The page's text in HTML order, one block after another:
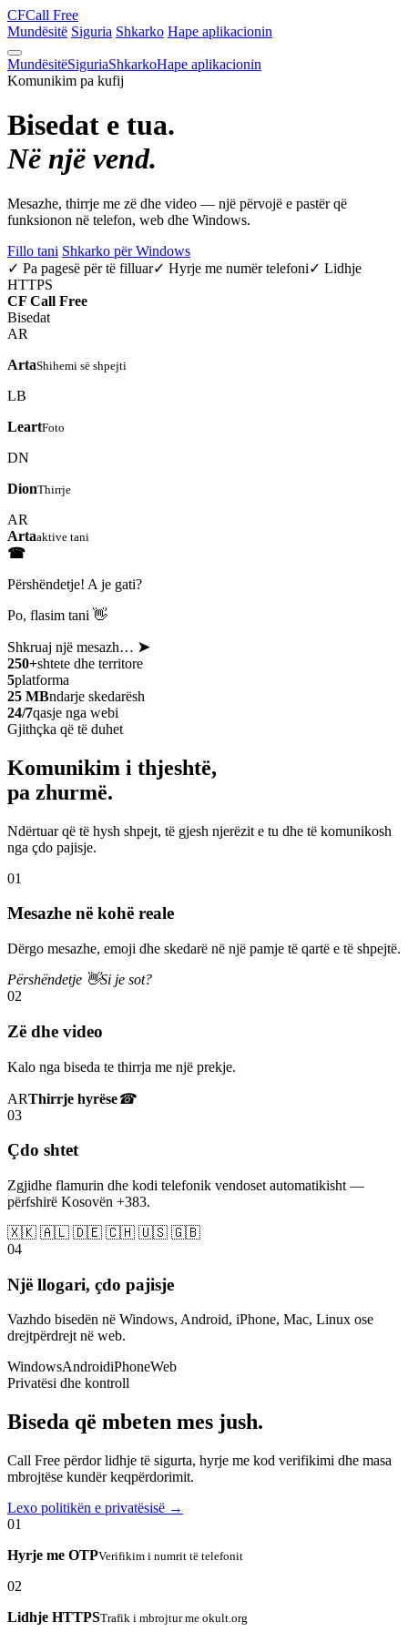
CFCall Free
Mundësitë Siguria Shkarko Hape aplikacionin
MundësitëSiguriaShkarkoHape aplikacionin
Komunikim pa kufij
Bisedat e tua.
Në një vend.
Mesazhe, thirrje me zë dhe video — një përvojë e pastër që
funksionon në telefon, web dhe Windows.
Fillo tani Shkarko për Windows
✓ Pa pagesë për të filluar✓ Hyrje me numër telefoni✓ Lidhje
HTTPS
CF Call Free
Bisedat
AR
ArtaShihemi së shpejti
LB
LeartFoto
DN
DionThirrje
AR
Artaaktive tani
☎
Përshëndetje! A je gati?
Po, flasim tani 👋
Shkruaj një mesazh… ➤
250+shtete dhe territore
5platforma
25 MBndarje skedarësh
24/7qasje nga webi
Gjithçka që të duhet
Komunikim i thjeshtë,
pa zhurmë.
Ndërtuar që të hysh shpejt, të gjesh njerëzit e tu dhe të komunikosh
nga çdo pajisje.
01
Mesazhe në kohë reale
Dërgo mesazhe, emoji dhe skedarë në një pamje të qartë e të shpejtë.
Përshëndetje 👋Si je sot?
02
Zë dhe video
Kalo nga biseda te thirrja me një prekje.
ARThirrje hyrëse☎
03
Çdo shtet
Zgjidhe flamurin dhe kodi telefonik vendoset automatikisht —
përfshirë Kosovën +383.
🇽🇰 🇦🇱 🇩🇪 🇨🇭 🇺🇸 🇬🇧
04
Një llogari, çdo pajisje
Vazhdo bisedën në Windows, Android, iPhone, Mac, Linux ose
drejtpërdrejt në web.
WindowsAndroidiPhoneWeb
Privatësi dhe kontroll
Biseda që mbeten mes jush.
Call Free përdor lidhje të sigurta, hyrje me kod verifikimi dhe masa
mbrojtëse kundër keqpërdorimit.
Lexo politikën e privatësisë →
01
Hyrje me OTPVerifikim i numrit të telefonit
02
Lidhje HTTPSTrafik i mbrojtur me okult.org